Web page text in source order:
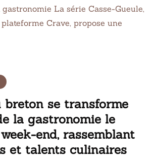
La série Casse-Gueule,
Crave, propose une
breton se transforme
la gastronomie le
end, rassemblant
et talents culinaires